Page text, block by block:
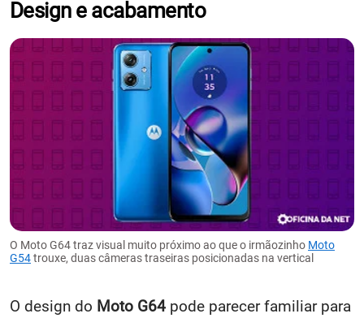
Design e acabamento
O Moto G64 traz visual muito próximo ao que o irmãozinho Moto
G54trouxe, duas câmeras traseiras posicionadas na vertical
O design do Moto G64 pode parecer familiar para